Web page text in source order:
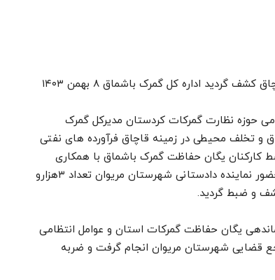
حوزه نظارت گمرکات کردستان مدیرکل گمرک
و تخلف محیطی در زمینه قاچاق فرآورده های نفتی
یگان حفاظت گمرک باشماق با همکاری
فرماندهی انتظامی شهرستان و نیروهای مرزبانی و با حضور نماینده دادستانی شهرستان مریوان تعداد ۳هزارو
یگان حفاظت گمرکات استان و عوامل انتظامی
قضایی شهرستان مریوان انجام گرفت و ضربه